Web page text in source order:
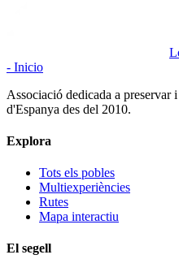
- Inicio
Associació dedicada a
d'Espanya des del 2010.
Explora
Tots els pobles
Multiexperiències
Rutes
Mapa interactiu
El segell